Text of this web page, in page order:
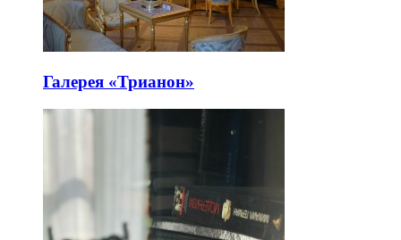
Галерея «Трианон»